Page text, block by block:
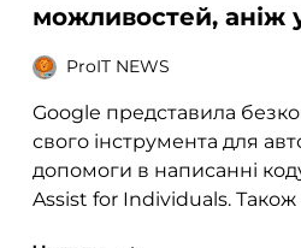
можливостей, аніж
ProIT NEWS
Google представила
свого інструмента для
допомоги в написанні
Assist for Individuals. Також